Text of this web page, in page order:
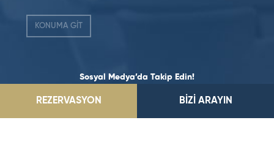
KONUMA GİT
Sosyal Medya’da Takip Edin!
REZERVASYON BİZİ ARAYIN